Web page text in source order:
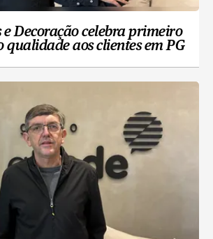
e Decoração celebra primeiro
qualidade aos clientes em PG